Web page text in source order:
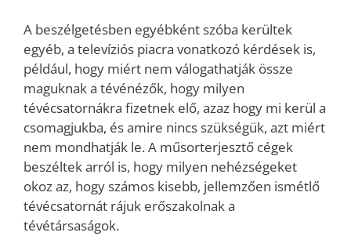
A beszélgetésben egyébként szóba kerültek
egyéb, a televíziós piacra vonatkozó kérdések is,
például, hogy miért nem válogathatják össze
maguknak a tévénézők, hogy milyen
tévécsatornákra fizetnek elő, azaz hogy mi kerül a
csomagjukba, és amire nincs szükségük, azt miért
nem mondhatják le. A műsorterjesztő cégek
beszéltek arról is, hogy milyen nehézségeket
okoz az, hogy számos kisebb, jellemzően ismétlő
tévécsatornát rájuk erőszakolnak a
tévétársaságok.